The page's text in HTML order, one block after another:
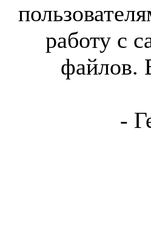
работу с
файлов.
-